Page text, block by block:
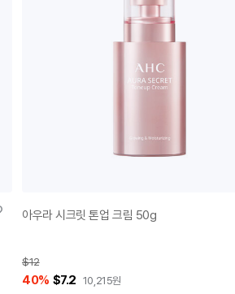
아우라 시크릿 톤업 크림 50g
$12
40% $7.2 10,215원